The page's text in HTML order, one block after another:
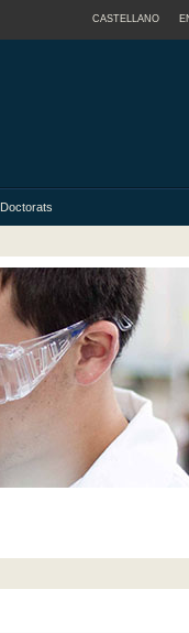
CASTELLANO
Doctorats